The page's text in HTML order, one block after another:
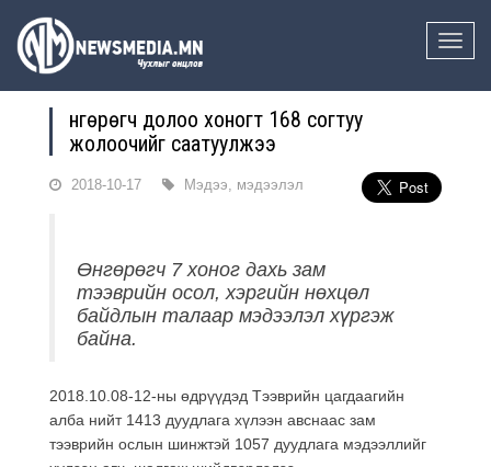
Toggle
Өнгөрөгч долоо хоногт 168 согтуу
жолоочийг саатуулжээ
2018-10-17 Мэдээ, мэдээлэл
Өнгөрөгч 7 хоног дахь зам
тээврийн осол, хэргийн нөхцөл
байдлын талаар мэдээлэл хүргэж
байна.
2018.10.08-12-ны өдрүүдэд Тээврийн цагдаагийн
алба нийт 1413 дуудлага хүлээн авснаас зам
тээврийн ослын шинжтэй 1057 дуудлага мэдээллийг